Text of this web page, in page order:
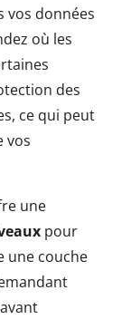
vos données
où les
des
ce qui peut
vos
une
pour
une couche